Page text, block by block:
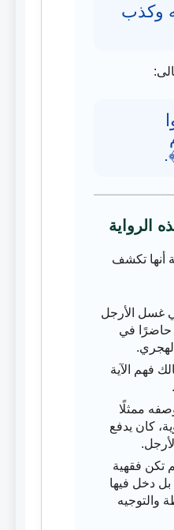
وكذب
الرواية
أنها تكشف
غسل الأرجل
حاضرًا في
فهم الآية
ممثلًا
كان يدفع
تكن فقهية
دخل فيها
والتوجيه